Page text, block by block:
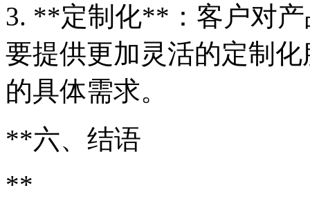
3. **定制化**：客户对
要提供更加灵活的定制
的具体需求。
**六、结语
**